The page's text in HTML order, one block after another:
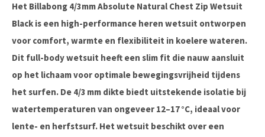
Het Billabong 4/3mm Absolute Natural Chest Zip Wetsuit
Black is een high-performance heren wetsuit ontworpen
voor comfort, warmte en flexibiliteit in koelere wateren.
Dit full-body wetsuit heeft een slim fit die nauw aansluit
op het lichaam voor optimale bewegingsvrijheid tijdens
het surfen. De 4/3 mm dikte biedt uitstekende isolatie bij
watertemperaturen van ongeveer 12–17 °C, ideaal voor
lente- en herfstsurf. Het wetsuit beschikt over een